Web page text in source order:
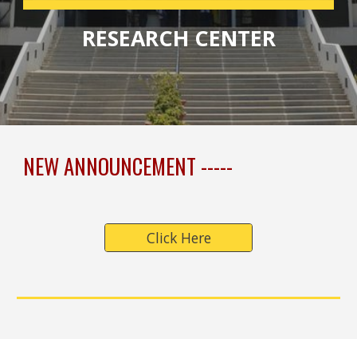
RESEARCH CENTER
NEW ANNOUNCEMENT -----
Click Here